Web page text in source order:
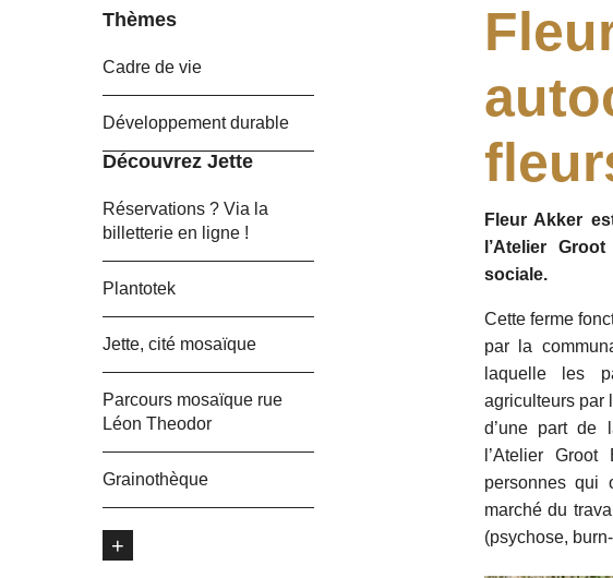
Thèmes
Cadre de vie
Développement durable
Découvrez Jette
Réservations ? Via la
billetterie en ligne !
Plantotek
Jette, cité mosaïque
Parcours mosaïque rue
Léon Theodor
Grainothèque
+
Fleur Akker
l’Atelier
sociale.
Cette ferme
par la
laquelle les
agriculteurs par
d’une part de
l’Atelier
personnes qui
marché du
(psychose,